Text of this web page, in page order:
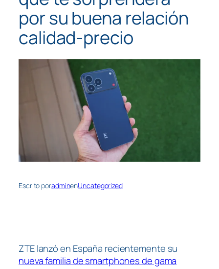
por su buena relación
calidad-precio
Escrito poradminenUncategorized
ZTE lanzó en España recientemente su
nueva familia de smartphones de gama